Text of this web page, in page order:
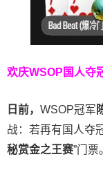
欢庆WSOP国人夺
日前， WSOP冠军
战：若再有国人夺
秘赏金之王赛”门票